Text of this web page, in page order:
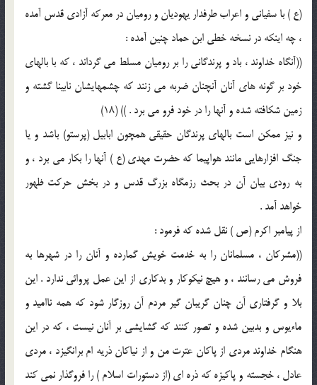
(ع ) با سفیانی و اعراب طرفدار یهودیان و رومیان در معرکه آزادی قدس آمده
، چه اینکه در نسخه خطی ابن حماد چنین آمده :
((آنگاه خداوند ، باد و پرندگانی را بر رومیان مسلط می گرداند ، که با بالهای
خود بر گونه های آنان آنچنان ضربه می زنند که چشمهایشان نابینا گشته و
زمین شکافته شده و آنها را در خود فرو می برد . )) (18)
و نیز ممکن است بالهای پرندگان حقیقی همچون ابابیل (پرستو) باشد و یا
جنگ افزارهایی مانند هواپیما که حضرت مهدی (ع ) آنها را بکار می برد ، و
به رودی بیان آن در بحث رزمگاه بزرگ قدس و در بخش حرکت ظهور
خواهد آمد .
از پیامبر اکرم (ص ) نقل شده که فرمود :
((مشرکان ، مسلمانان را به خدمت خویش گمارده و آنان را در شهرها به
فروش می رسانند ، و هیچ نیکوکار و بدکاری از این عمل پروائی ندارد . این
بلا و گرفتاری آن چنان گریبان گیر مردم آن روزگار شود که همه ناامید و
ماءیوس و بدبین شده و تصور کنند که گشایشی بر آنان نیست ، که در این
هنگام خداوند مردی از پاکان عترت من و از نیاکان ذریه ام برانگیزد ، مردی
عادل ، خجسته و پاکیزه که ذره ای (از دستورات اسلام ) را فروگذار نمی کند